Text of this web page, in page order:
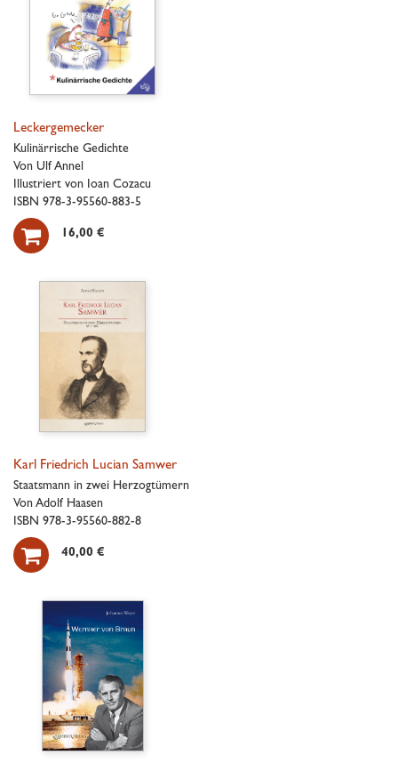
Leckergemecker
Kulinärrische Gedichte
Von Ulf Annel
Illustriert von Ioan Cozacu
ISBN 978-3-95560-883-5
 16,00 €
Karl Friedrich Lucian Samwer
Staatsmann in zwei Herzogtümern
Von Adolf Haasen
ISBN 978-3-95560-882-8
 40,00 €